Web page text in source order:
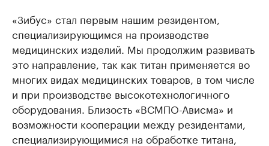
«Зибус» стал первым нашим резидентом,
специализирующимся на производстве
медицинских изделий. Мы продолжим развивать
это направление, так как титан применяется во
многих видах медицинских товаров, в том числе
и при производстве высокотехнологичного
оборудования. Близость «ВСМПО-Ависма» и
возможности кооперации между резидентами,
специализирующимися на обработке титана,